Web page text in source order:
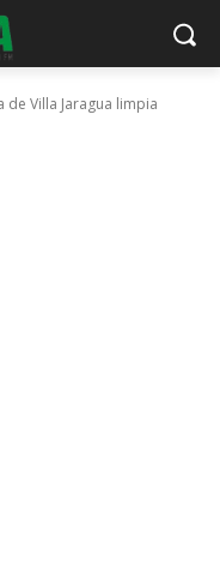
de Villa Jaragua limpia